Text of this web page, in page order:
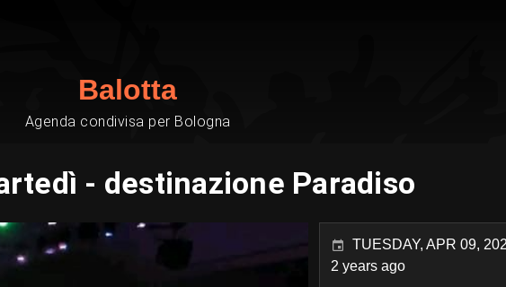
Balotta
Agenda condivisa per Bologna
- destinazione Paradiso
TUESDAY, APR 09,
2 years ago